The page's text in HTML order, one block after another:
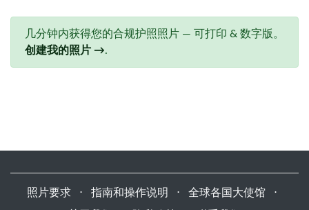
几分钟内获得您的合规护照照片 — 可打印 & 数字版。
创建我的照片 →.
照片要求 ⋅ 指南和操作说明 ⋅ 全球各国大使馆
⋅